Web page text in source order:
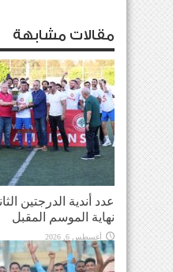
مقالات مشابهة
عدد أندية الدرجتين
نهاية الموسم المقبل
أغسطس 6, 2026